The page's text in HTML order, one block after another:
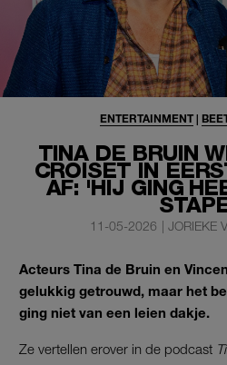
TINA DE BRUIN
CROISET IN
AF: 'HIJ GING
ENTERTAINMENT|
11-05-2026 | JORIEKE
Acteurs Tina de Bruin en
gelukkig getrouwd, maar het
ging niet van een leien dakje.
Ze vertellen erover in de podcast